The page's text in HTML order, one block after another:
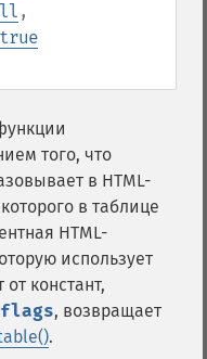
,
true
того, что
в HTML-
в таблице
HTML-
использует
констант,
flags, возвращает
.